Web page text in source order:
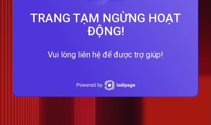
TRANG TẠM NGỪNG HOẠT
ĐỘNG!
Vui lòng liên hệ để được trợ giúp!